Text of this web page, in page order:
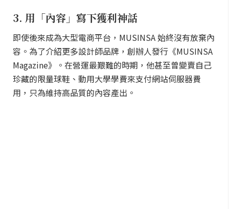
3. 用「內容」寫下獲利神話
即使後來成為大型電商平台，MUSINSA 始終沒有放棄內
容。為了介紹更多設計師品牌，創辦人發行《MUSINSA
Magazine》。在營運最艱難的時期，他甚至曾變賣自己
珍藏的限量球鞋、動用大學學費來支付網站伺服器費
用，只為維持高品質的內容產出。